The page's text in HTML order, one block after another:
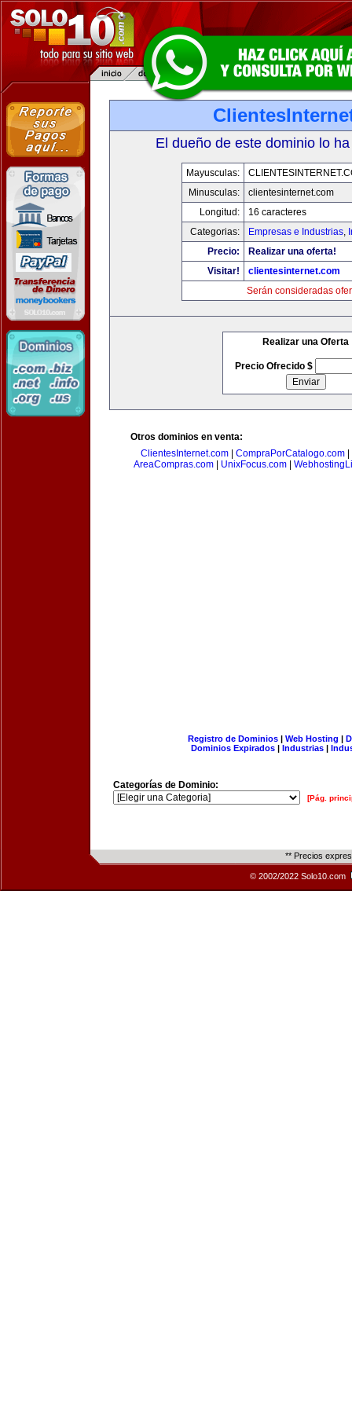
El dueño de este dominio lo
Mayusculas:
Minusculas:
clientesinternet.com
Longitud:
16 caracteres
Categorias:
Empresas e Industrias,
Precio:
Realizar una oferta!
Visitar!
clientesinternet.com
Serán consideradas
Realizar una Oferta
Precio Ofrecido $
Otros dominios en venta:
ClientesInternet.com
CompraPorCatalogo.com
AreaCompras.com
UnixFocus.com
Registro de Dominios| Web Hosting |
Dominios Expirados | Industrias |
Categorías de Dominio:
[Pág.
** Precios
© 2002/2022 Solo10.com